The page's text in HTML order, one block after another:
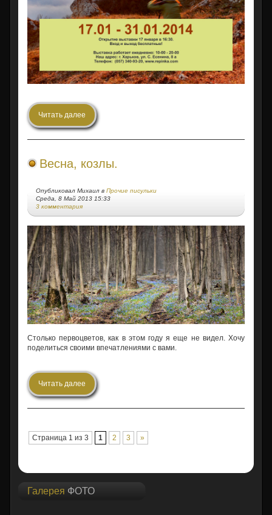
Читать далее
Весна, козлы.
Опубликовал Михаил в Прочие писульки
Среда, 8 Май 2013 15:33
3 комментария
Столько первоцветов, как в этом году я еще не видел. Хочу
поделиться своими впечатлениями с вами.
Читать далее
Страница 1 из 3 1 2 3 »
Галерея ФОТО